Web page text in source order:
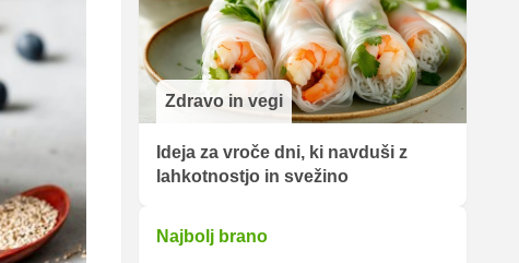
Zdravo in vegi
Ideja za vroče dni, ki navduši z
lahkotnostjo in svežino
Najbolj brano